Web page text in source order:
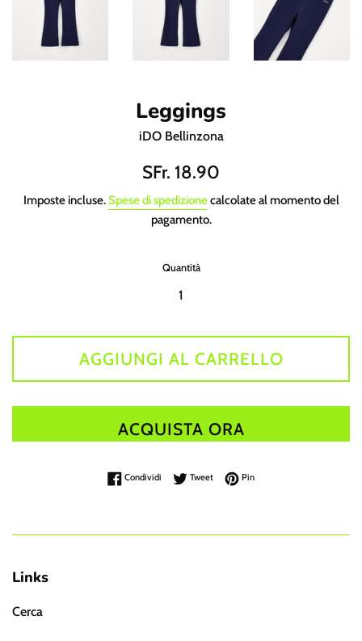
Leggings
iDO Bellinzona
Prezzo
listino
SFr. 18.90
Imposte incluse.Spese di spedizionecalcolate al momento del
pagamento.
Quantità
AGGIUNGI AL CARRELLO
ACQUISTA ORA
Condividi Condividi su Facebook
TweetTwitta su Twitter
PinPinna su Pinterest
Links
Cerca